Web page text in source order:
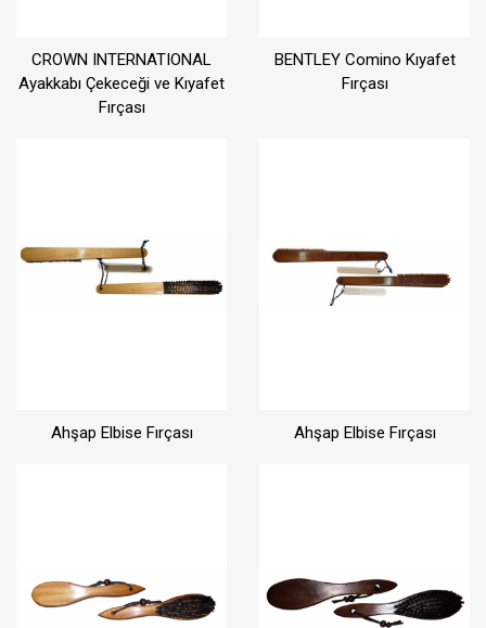
CROWN INTERNATIONAL
Ayakkabı Çekeceği ve Kıyafet
Fırçası
BENTLEY Comino Kıyafet
Fırçası
Ahşap Elbise Fırçası Ahşap Elbise Fırçası